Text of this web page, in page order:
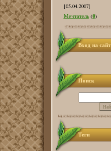
[05.04.2007]
Мечтатель (0)
Вход на сайт
Поиск
Теги